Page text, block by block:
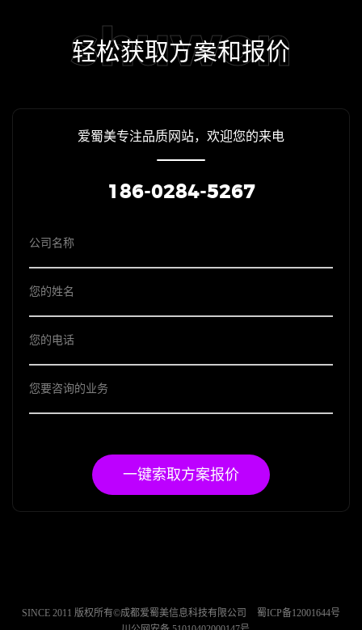
shuwon
轻松获取方案和报价
爱蜀美专注品质网站，欢迎您的来电
186-0284-5267
一键索取方案报价
SINCE 2011 版权所有©成都爱蜀美信息科技有限公司
蜀ICP备12001644号